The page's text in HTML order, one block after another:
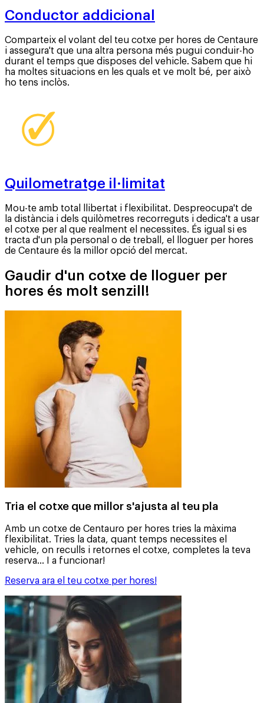
Conductor addicional
Comparteix el volant del teu cotxe per hores de Centaure
i assegura't que una altra persona més pugui conduir-ho
durant el temps que disposes del vehicle. Sabem que hi
ha moltes situacions en les quals et ve molt bé, per això
ho tens inclòs.
Quilometratge il·limitat
Mou-te amb total llibertat i flexibilitat. Despreocupa't de
la distància i dels quilòmetres recorreguts i dedica't a usar
el cotxe per al que realment el necessites. És igual si es
tracta d'un pla personal o de treball, el lloguer per hores
de Centaure és la millor opció del mercat.
Gaudir d'un cotxe de lloguer per
hores és molt senzill!
Tria el cotxe que millor s'ajusta al teu pla
Amb un cotxe de Centauro per hores tries la màxima
flexibilitat. Tries la data, quant temps necessites el
vehicle, on reculls i retornes el cotxe, completes la teva
reserva... I a funcionar!
Reserva ara el teu cotxe per hores!